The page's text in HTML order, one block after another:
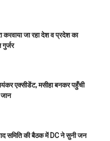
करवाया जा रहा देश व प्रदेश का
एक्सीडेंट, मसीहा बनकर पहुँची
समिति की बैठक में DC ने सुनी जन